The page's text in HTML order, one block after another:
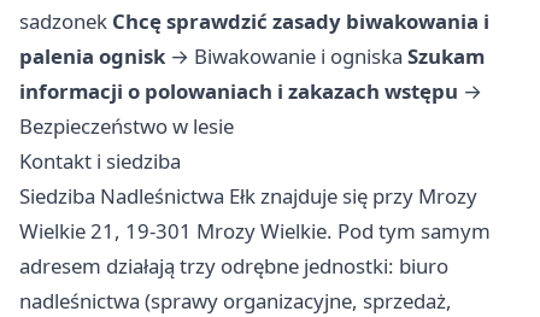
sadzonek Chcę sprawdzić zasady biwakowania i
palenia ognisk → Biwakowanie i ogniska Szukam
informacji o polowaniach i zakazach wstępu →
Bezpieczeństwo w lesie
Kontakt i siedziba
Siedziba Nadleśnictwa Ełk znajduje się przy Mrozy
Wielkie 21, 19-301 Mrozy Wielkie. Pod tym samym
adresem działają trzy odrębne jednostki: biuro
nadleśnictwa (sprawy organizacyjne, sprzedaż,